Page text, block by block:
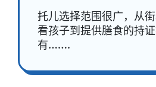
托儿选择范围很广，从
看孩子到提供膳食的持
有…….